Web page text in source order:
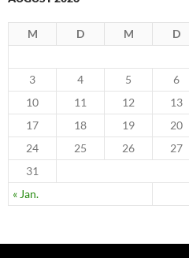
M D M D
« Jan.
3
4 5 6
10
11 12 13
17
18 19 20
24
25 26 27
31